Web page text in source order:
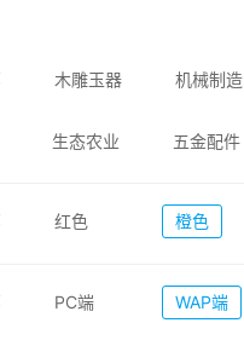
木雕玉器 机械制造
生态农业 五金配件
红色 橙色
PC端 WAP端